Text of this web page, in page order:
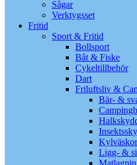
Sågar
Verktygsset
Fritid
Sport & Fritid
Bollsport
Båt & Fiske
Cykeltillbehör
Dart
Friluftsliv &
Bär- &
Kylväskor
Ligg- &